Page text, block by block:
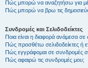
Πώς μπορώ να αναζητήσω για
Πώς μπορώ να βρω τις
Συνδρομές και Σελιδοδείκτες
Ποια είναι η διαφορά ανάμεσα σε
Πώς προσθέτω σελιδοδείκτες ή
Πώς εγγράφομαι σε συνδρομές
Πώς αφαιρώ τις συνδρομές μου;